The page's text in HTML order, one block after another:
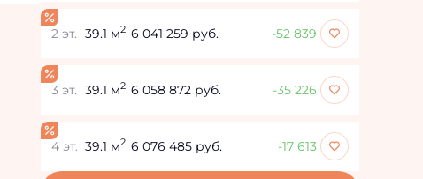
2 эт. 39.1 м2 6 041 259 руб. -52 839
3 эт. 39.1 м2 6 058 872 руб. -35 226
4 эт. 39.1 м2 6 076 485 руб. -17 613